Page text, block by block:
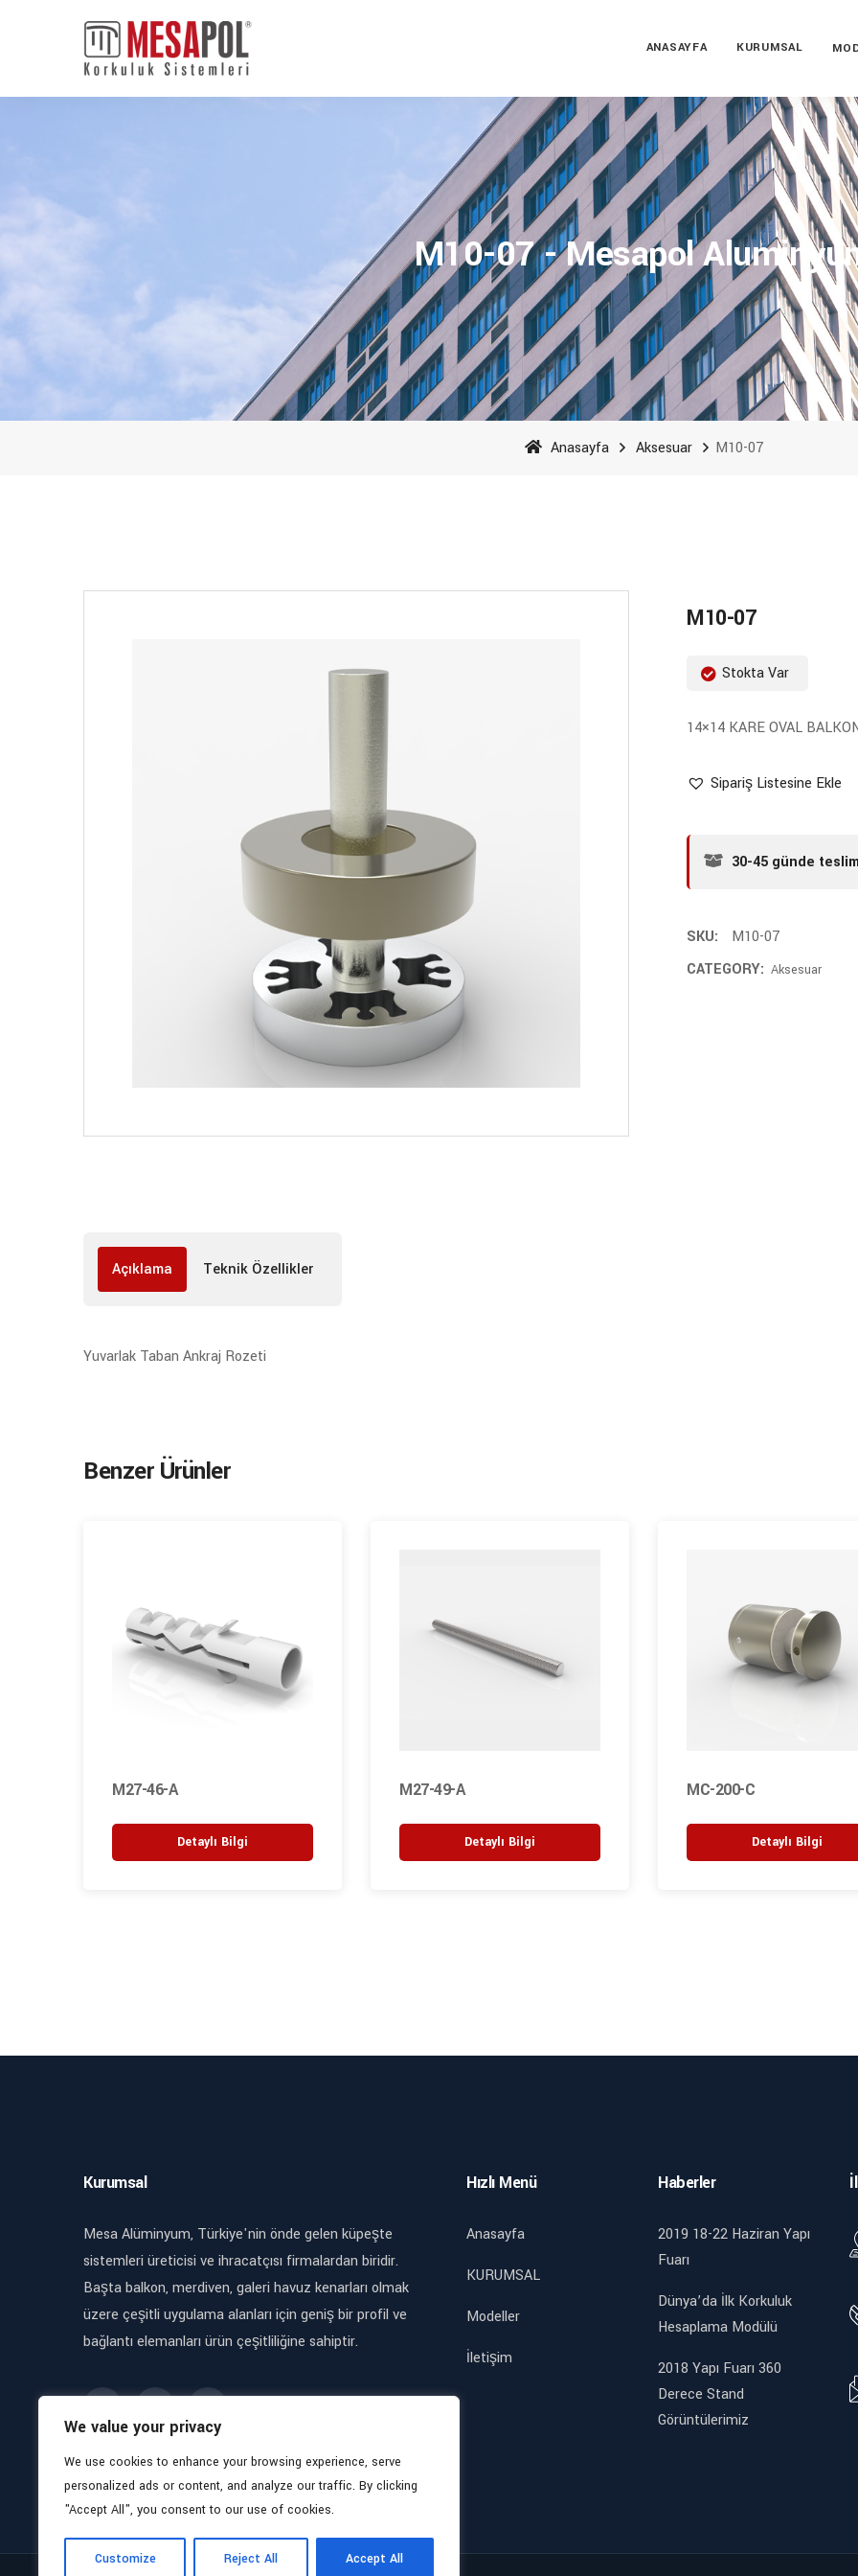
We value your privacy
We use cookies to enhance your browsing experience, serve
personalized ads or content, and analyze our traffic. By clicking
"Accept All", you consent to our use of cookies.
Customize Reject All Accept All
ANASAYFA KURUMSAL
M10-07 - Mesapol
Anasayfa Aksesuar M10-07
M10-07
Stokta Var
14×14 KARE OVAL
Sipariş Listesine Ekle
30-45 günde
SKU:
M10-07
CATEGORY: Aksesuar
Açıklama Teknik Özellikler
Yuvarlak Taban Ankraj Rozeti
Benzer Ürünler
M27-46-A
Detaylı Bilgi
M27-49-A
Detaylı Bilgi
MC-200-C
Detaylı Bilgi
Kurumsal
Mesa Alüminyum, Türkiye'nin önde gelen küpeşte
sistemleri üreticisi ve ihracatçısı firmalardan biridir.
Başta balkon, merdiven, galeri havuz kenarları olmak
üzere çeşitli uygulama alanları için geniş bir profil ve
bağlantı elemanları ürün çeşitliliğine sahiptir.
Hızlı Menü
Anasayfa
KURUMSAL
Modeller
İletişim
Haberler
2019 18-22 Haziran Yapı
Fuarı
Dünya’da İlk Korkuluk
Hesaplama Modülü
2018 Yapı Fuarı 360
Derece Stand
Görüntülerimiz